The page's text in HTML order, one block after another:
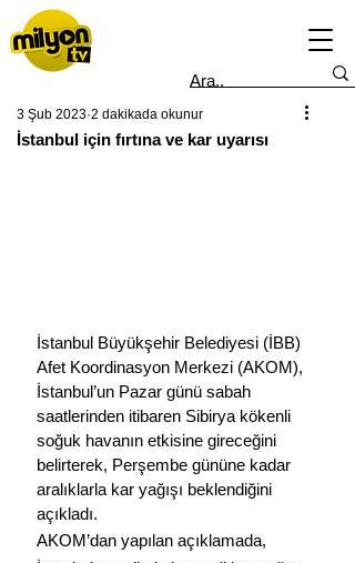
İstanbul için fırtına ve kar uyarısı
3 Şub 2023 2 dakikada okunur
İstanbul Büyükşehir Belediyesi (İBB)
Afet Koordinasyon Merkezi (AKOM),
İstanbul’un Pazar günü sabah
saatlerinden itibaren Sibirya kökenli
soğuk havanın etkisine gireceğini
belirterek, Perşembe gününe kadar
aralıklarla kar yağışı beklendiğini
açıkladı.
AKOM’dan yapılan açıklamada,